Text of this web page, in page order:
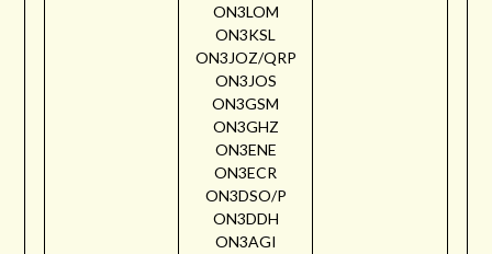
ON3LOM
ON3KSL
ON3JOZ/QRP
ON3JOS
ON3GSM
ON3GHZ
ON3ENE
ON3ECR
ON3DSO/P
ON3DDH
ON3AGI